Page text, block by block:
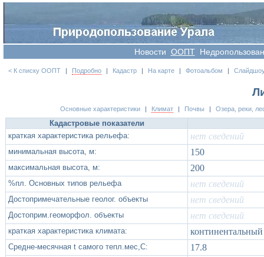
Новости OOПT
< К списку ООПТ | Подробно | Кадастр | На карте | Фотоальбом |
Основные характеристики Климат Почвы Озера, реки,
Кадастровые показатели
краткая характеристика рельефа:
нет сведений
минимальная высота, м: 150
максимальная высота, м: 200
%пл. Основных типов рельефа нет сведений
Достопримечательные геолог. объекты нет сведений
Достоприм.геоморфол. объекты нет сведений
краткая характеристика климата: континентальный
Средне-месячная t самого тепл.мес,С: 17.8